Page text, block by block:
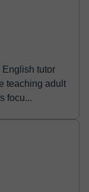
English tutor
teaching adult
focu...